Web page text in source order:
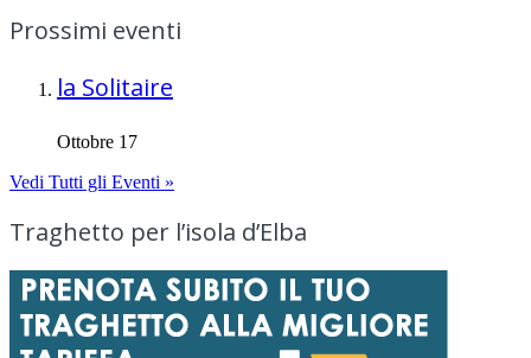
Prossimi eventi
la Solitaire
Ottobre 17
Vedi Tutti gli Eventi »
Traghetto per l’isola d’Elba